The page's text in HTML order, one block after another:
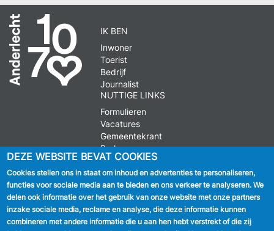
IK BEN
Inwoner
Toerist
Bedrijf
Journalist
NUTTIGE LINKS
Formulieren
Vacatures
Gemeentekrant
Parkeren
VOLG ONS
Facebook
Linkedin
DEZE WEBSITE BEVAT COOKIES
Cookies stellen ons in staat om inhoud en advertenties te personaliseren,
functies voor sociale media aan te bieden en ons verkeer te analyseren. We
delen ook informatie over het gebruik van onze website met onze partners
inzake sociale media, reclame en analyse, die deze informatie kunnen
combineren met andere informatie die u aan hen hebt verstrekt of die zij